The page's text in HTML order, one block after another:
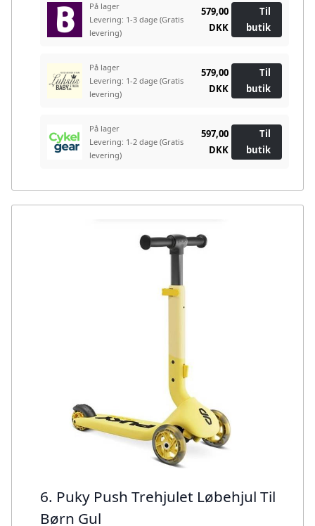
På lager
Levering: 1-3 dage (Gratis
levering)
579,00
DKK
Til
butik
På lager
Levering: 1-2 dage (Gratis
levering)
579,00
DKK
Til
butik
På lager
Levering: 1-2 dage (Gratis
levering)
597,00
DKK
Til
butik
6. Puky Push Trehjulet Løbehjul Til
Børn Gul